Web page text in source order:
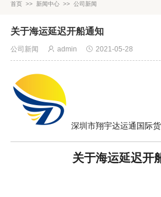
首页>> 新闻中心>> 公司新闻
关于海运延迟开船通知
公司新闻 admin 2021-05-28
深圳市翔宇达运通国际
关于海运延迟开